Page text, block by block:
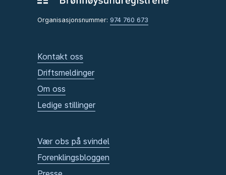
Organisasjonsnummer: 974 760 673
Kontakt oss
Driftsmeldinger
Om oss
Ledige stillinger
Vær obs på svindel
Forenklingsbloggen